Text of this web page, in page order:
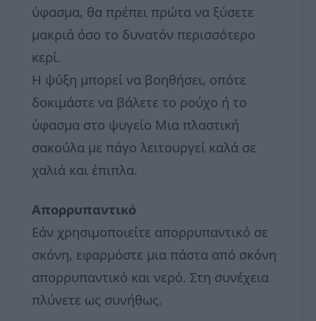
ύφασμα, θα πρέπει πρώτα να ξύσετε
μακριά όσο το δυνατόν περισσότερο
κερί.
Η ψύξη μπορεί να βοηθήσει, οπότε
δοκιμάστε να βάλετε το ρούχο ή το
ύφασμα στο ψυγείο Μια πλαστική
σακούλα με πάγο λειτουργεί καλά σε
χαλιά και έπιπλα.
Απορρυπαντικό
Εάν χρησιμοποιείτε απορρυπαντικό σε
σκόνη, εφαρμόστε μια πάστα από σκόνη
απορρυπαντικό και νερό. Στη συνέχεια
πλύνετε ως συνήθως.